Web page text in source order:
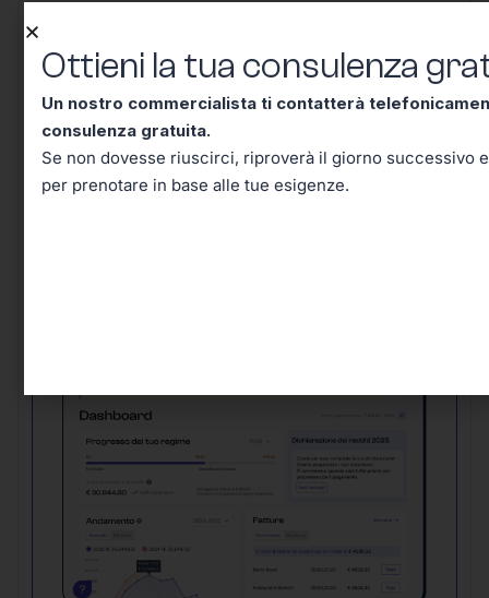
solido, efficiente e senza inutili sorprese.
Continua a informarti, resta aggiornato e
ricorda che ogni scelta ben ponderata oggi ti
mette al riparo domani.
Ottieni la tua consulenza
Un nostro commercialista ti contatterà
consulenza gratuita.
Se non dovesse riuscirci, riproverà il giorno successivo
per prenotare in base alle tue esigenze.